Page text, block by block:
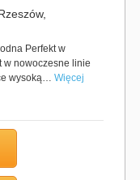
Perfekt w
w nowoczesne linie
wysoką… Więcej